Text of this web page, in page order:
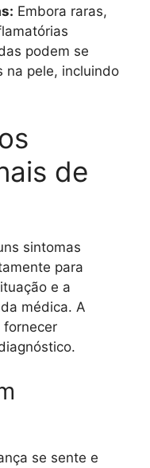
Embora raras,
podem se
na pele, incluindo
de
sintomas
para
e a
médica. A
fornecer
se sente e